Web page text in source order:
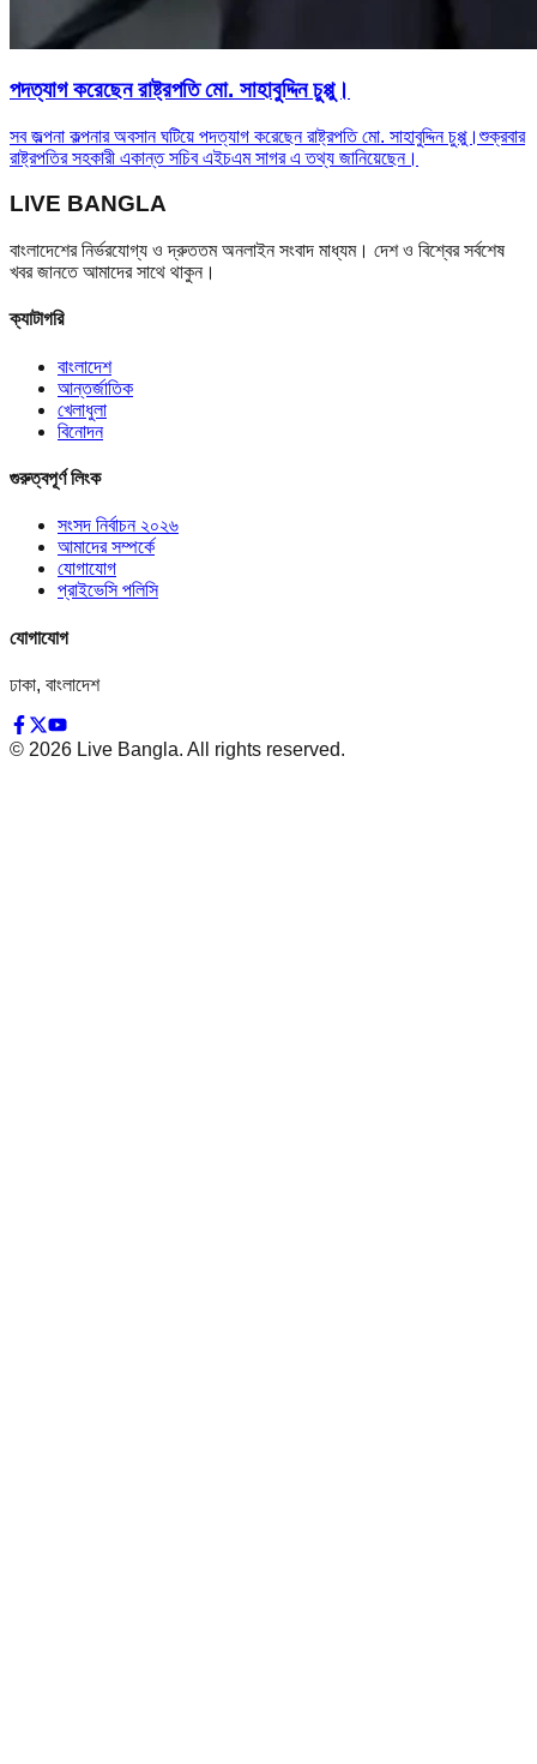
পদত্যাগ করেছেন রাষ্ট্রপতি মো. সাহাবুদ্দিন চুপ্পু।
সব জল্পনা কল্পনার অবসান ঘটিয়ে পদত্যাগ করেছেন রাষ্ট্রপতি মো. সাহাবুদ্দিন চুপ্পু।শুক্রবার
রাষ্ট্রপতির সহকারী একান্ত সচিব এইচএম সাগর এ তথ্য জানিয়েছেন।
LIVE BANGLA
বাংলাদেশের নির্ভরযোগ্য ও দ্রুততম অনলাইন সংবাদ মাধ্যম। দেশ ও বিশ্বের সর্বশেষ
খবর জানতে আমাদের সাথে থাকুন।
ক্যাটাগরি
বাংলাদেশ
আন্তর্জাতিক
খেলাধুলা
বিনোদন
গুরুত্বপূর্ণ লিংক
সংসদ নির্বাচন ২০২৬
আমাদের সম্পর্কে
যোগাযোগ
প্রাইভেসি পলিসি
যোগাযোগ
ঢাকা, বাংলাদেশ
© 2026 Live Bangla. All rights reserved.